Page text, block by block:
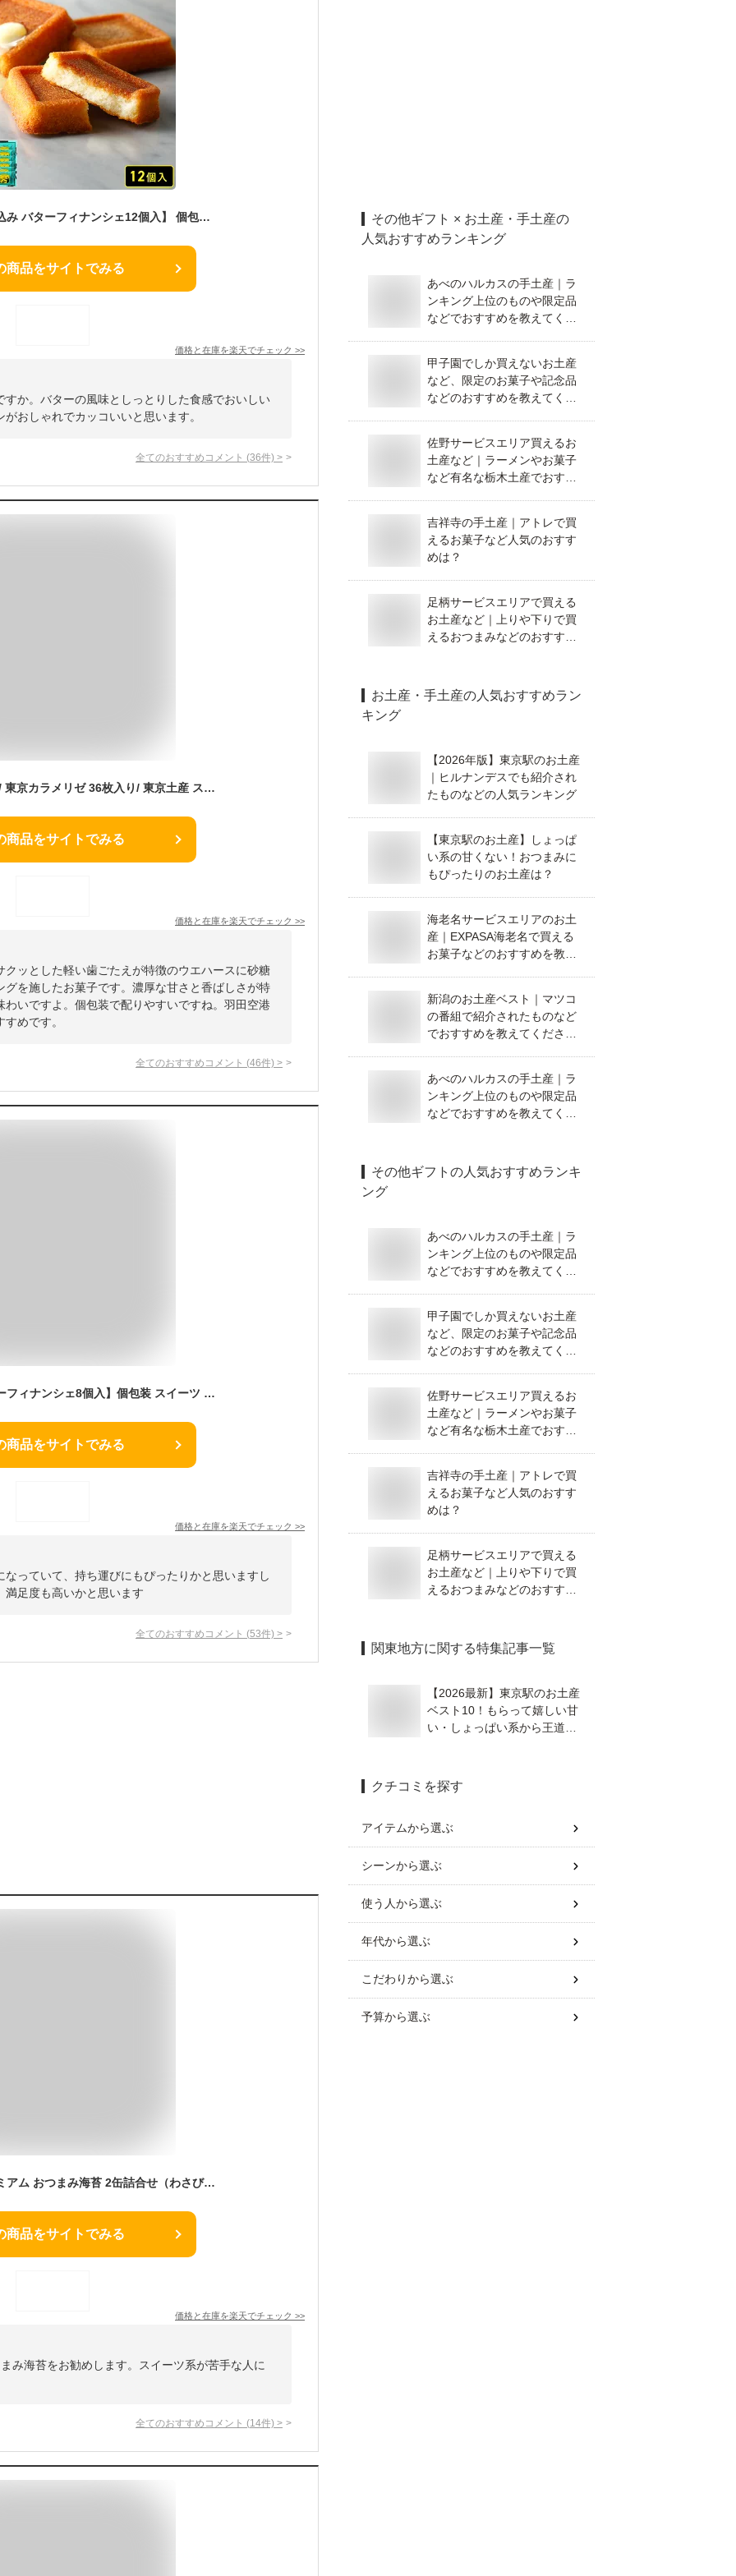
お菓子 ギフト【送料込み バターフィナンシェ12個入】 個包装 スイーツ フィナンシェ 焼き菓子 洋菓子 内祝 お祝 出産祝 お礼 おしゃれ 退職 菓子折り ご挨拶 ギフト バターバトラー お供え お中元 御中元 夏ギフト 暑中見舞い
商品をサイトでみる
価格と在庫を楽天でチェック >>
か。バターの風味としっとりした食感でおいしい
おしゃれでカッコいいと思います。
全てのおすすめコメント (36件) >
東京みやげ 焼き菓子 / 東京カラメリゼ 36枚入り/ 東京土産 スイーツ ギフト 詰め合わせ 個包装 洋菓子 手土産 内祝 お返し プレゼント 御祝 御礼 結婚 出産 職場 会社 退職 日持ち あす楽 送料無料
商品をサイトでみる
価格と在庫を楽天でチェック >>
ッとした軽い歯ごたえが特徴のウエハースに砂糖
を施したお菓子です。濃厚な甘さと香ばしさが特
いですよ。個包装で配りやすいですね。羽田空港
めです。
全てのおすすめコメント (46件) >
お菓子 ギフト【バターフィナンシェ8個入】個包装 スイーツ フィナンシェ 焼き菓子 洋菓子 内祝い お祝い お礼 可愛い おしゃれ 職場 ご挨拶 東京 お土産 人気 プレゼント バターバトラー お供え お中元 夏ギフト 暑中見舞い
商品をサイトでみる
価格と在庫を楽天でチェック >>
っていて、持ち運びにもぴったりかと思いますし
満足度も高いかと思います
全てのおすすめコメント (53件) >
山本海苔店 東京プレミアム おつまみ海苔 2缶詰合せ（わさびごまの味／ 明太子の味） お歳暮 帰省 土産 日本橋 東京 お土産 東京土産 東京みやげ 手土産 おしゃれ 大人 ギフト 味付け海苔 山葵 老舗 高級 贈答 プレゼント
商品をサイトでみる
価格と在庫を楽天でチェック >>
み海苔をお勧めします。スイーツ系が苦手な人に
全てのおすすめコメント (14件) >
その他ギフト × お土産・手土産の
人気おすすめランキング
あべのハルカスの手土産｜ラ
ンキング上位のものや限定品
などでおすすめを教えてくだ
甲子園でしか買えないお土産
など、限定のお菓子や記念品
などのおすすめを教えてくだ
佐野サービスエリア買えるお
土産など｜ラーメンやお菓子
など有名な栃木土産でおすす
吉祥寺の手土産｜アトレで買
えるお菓子など人気のおすす
めは？
足柄サービスエリアで買える
お土産など｜上りや下りで買
えるおつまみなどのおすすめ
お土産・手土産の人気おすすめラン
キング
【2026年版】東京駅のお土産
｜ヒルナンデスでも紹介され
たものなどの人気ランキング
【東京駅のお土産】しょっぱ
い系の甘くない！おつまみに
もぴったりのお土産は？
海老名サービスエリアのお土
産｜EXPASA海老名で買える
お菓子などのおすすめを教え
新潟のお土産ベスト｜マツコ
の番組で紹介されたものなど
でおすすめを教えてくださ
あべのハルカスの手土産｜ラ
ンキング上位のものや限定品
などでおすすめを教えてくだ
その他ギフト の人気おすすめランキ
ング
あべのハルカスの手土産｜ラ
ンキング上位のものや限定品
などでおすすめを教えてくだ
甲子園でしか買えないお土産
など、限定のお菓子や記念品
などのおすすめを教えてくだ
佐野サービスエリア買えるお
土産など｜ラーメンやお菓子
など有名な栃木土産でおすす
吉祥寺の手土産｜アトレで買
えるお菓子など人気のおすす
めは？
足柄サービスエリアで買える
お土産など｜上りや下りで買
えるおつまみなどのおすすめ
関東地方に関する特集記事一覧
【2026最新】東京駅のお土産
ベスト10！もらって嬉しい甘
い・しょっぱい系から王道ス
クチコミを探す
アイテムから選ぶ
シーンから選ぶ
使う人から選ぶ
年代から選ぶ
こだわりから選ぶ
予算から選ぶ